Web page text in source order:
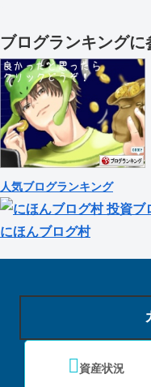
ブログランキングに
人気ブログランキング
にほんブログ村
資産状況